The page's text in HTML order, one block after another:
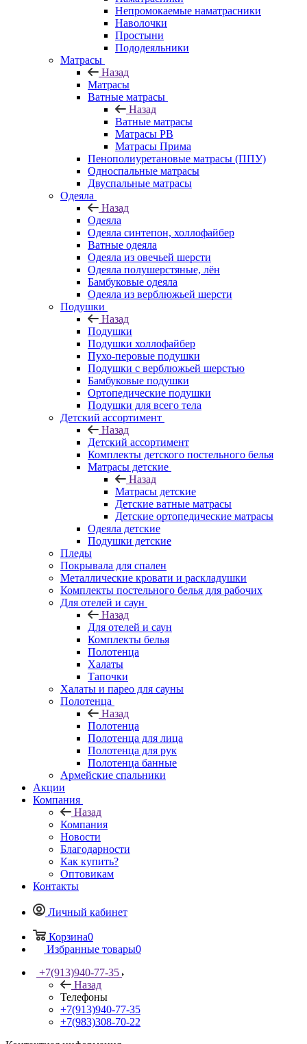
Непромокаемые наматрасники
Наволочки
Простыни
Пододеяльники
Матрасы
Назад
Матрасы
Ватные матрасы
Назад
Ватные матрасы
Матрасы РВ
Матрасы Прима
Пенополиуретановые матрасы (ППУ)
Односпальные матрасы
Двуспальные матрасы
Одеяла
Назад
Одеяла
Одеяла синтепон, холлофайбер
Ватные одеяла
Одеяла из овечьей шерсти
Одеяла полушерстяные, лён
Бамбуковые одеяла
Одеяла из верблюжьей шерсти
Подушки
Назад
Подушки
Подушки холлофайбер
Пухо-перовые подушки
Подушки с верблюжьей шерстью
Бамбуковые подушки
Ортопедические подушки
Подушки для всего тела
Детский ассортимент
Назад
Детский ассортимент
Комплекты детского постельного белья
Матрасы детские
Назад
Матрасы детские
Детские ватные матрасы
Детские ортопедические матрасы
Одеяла детские
Подушки детские
Пледы
Покрывала для спален
Металлические кровати и раскладушки
Комплекты постельного белья для рабочих
Для отелей и саун
Назад
Для отелей и саун
Комплекты белья
Полотенца
Халаты
Тапочки
Халаты и парео для сауны
Полотенца
Назад
Полотенца
Полотенца для лица
Полотенца для рук
Полотенца банные
Армейские спальники
Акции
Компания
Назад
Компания
Новости
Благодарности
Как купить?
Оптовикам
Контакты
Личный кабинет
Корзина0
Избранные товары0
+7(913)940-77-35
Назад
Телефоны
+7(913)940-77-35
+7(983)308-70-22